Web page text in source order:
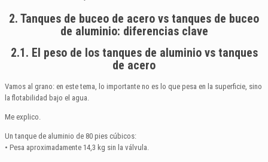
2. Tanques de buceo de acero vs tanques de buceo
de aluminio: diferencias clave
2.1. El peso de los tanques de aluminio vs tanques
de acero
Vamos al grano: en este tema, lo importante no es lo que pesa en la superficie, sino
la flotabilidad bajo el agua.
Me explico.
Un tanque de aluminio de 80 pies cúbicos:
• Pesa aproximadamente 14,3 kg sin la válvula.